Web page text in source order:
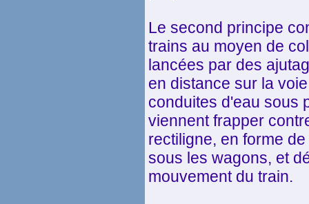
Le second principe
trains au moyen de
lancées par des
en distance sur la
conduites d'eau sous
viennent frapper
rectiligne, en forme
sous les wagons, et
mouvement du train.